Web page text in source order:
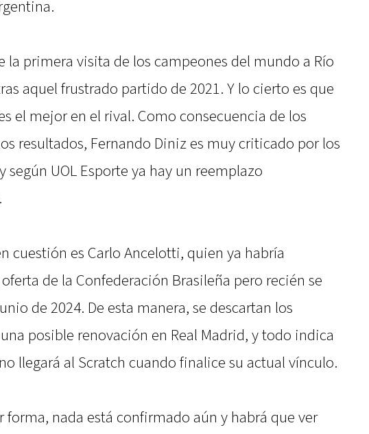
la primera visita de los campeones del mundo a Río
aquel frustrado partido de 2021. Y lo cierto es que
el mejor en el rival. Como consecuencia de los
resultados, Fernando Diniz es muy criticado por los
según UOL Esporte ya hay un reemplazo
cuestión es Carlo Ancelotti, quien ya habría
de la Confederación Brasileña pero recién se
de 2024. De esta manera, se descartan los
posible renovación en Real Madrid, y todo indica
llegará al Scratch cuando finalice su actual vínculo.
forma, nada está confirmado aún y habrá que ver